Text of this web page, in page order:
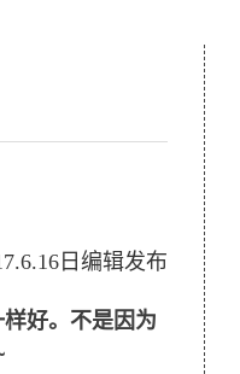
日编辑发布
好。不是因为